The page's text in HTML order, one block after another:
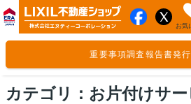
お気
重要事項調査報告書発
カテゴリ：お片付けサー